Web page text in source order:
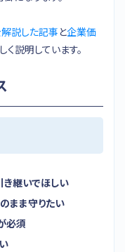
説した記事と企業価
く説明しています。
き継いでほしい
まま守りたい
必須